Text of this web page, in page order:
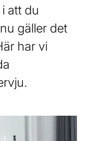
att du
gäller det
har vi